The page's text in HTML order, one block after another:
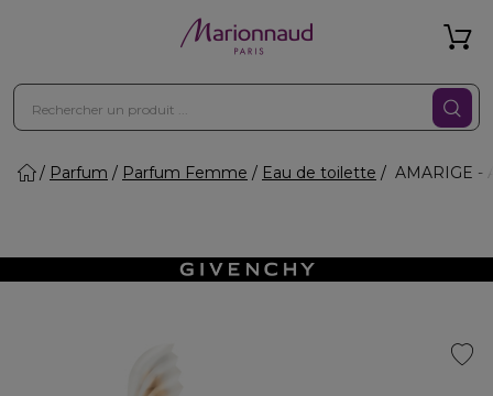
Parfum Parfum Femme Eau de toilette AMARIGE -